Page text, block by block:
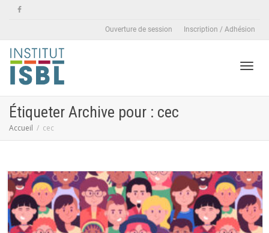
Ouverture de session Inscription / Adhésion
Étiqueter Archive pour : cec
Accueil cec